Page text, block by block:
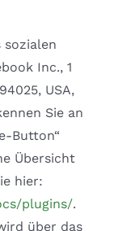
sozialen
Inc., 1
USA,
Sie an
Button“
Übersicht
hier:
plugins/.
über das